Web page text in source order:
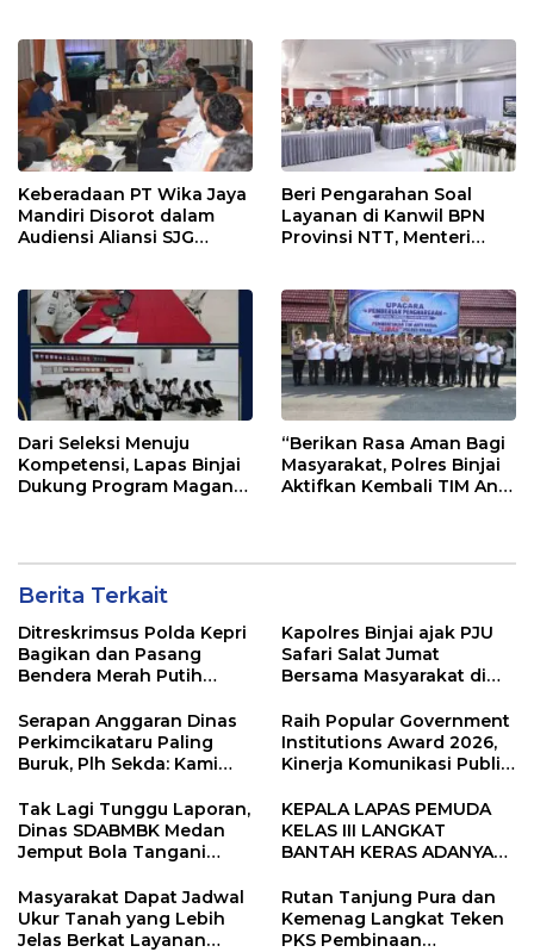
Keberadaan PT Wika Jaya
Mandiri Disorot dalam
Audiensi Aliansi SJG
Beri Pengarahan Soal
Layanan di Kanwil BPN
Provinsi NTT, Menteri
Dari Seleksi Menuju
Kompetensi, Lapas Binjai
Dukung Program Magang
“Berikan Rasa Aman Bagi
Masyarakat, Polres Binjai
Aktifkan Kembali TIM Anti
Berita Terkait
Ditreskrimsus Polda Kepri
Bagikan dan Pasang
Bendera Merah Putih
Perkuat Semangat
Kebangsaan.
Kapolres Binjai ajak PJU
Safari Salat Jumat
Bersama Masyarakat di
Serapan Anggaran Dinas
Perkimcikataru Paling
Buruk, Plh Sekda: Kami
Raih Popular Government
Institutions Award 2026,
Kinerja Komunikasi Publik
Kembali Diakui
Tak Lagi Tunggu Laporan,
Dinas SDABMBK Medan
Jemput Bola Tangani
KEPALA LAPAS PEMUDA
KELAS III LANGKAT
BANTAH KERAS ADANYA
SELALU DITUTUPI
TENTANG SINDIKAT
PENIPU PENJUALAN EMAS
Masyarakat Dapat Jadwal
Ukur Tanah yang Lebih
Jelas Berkat Layanan
Rutan Tanjung Pura dan
Kemenag Langkat Teken
PKS Pembinaan